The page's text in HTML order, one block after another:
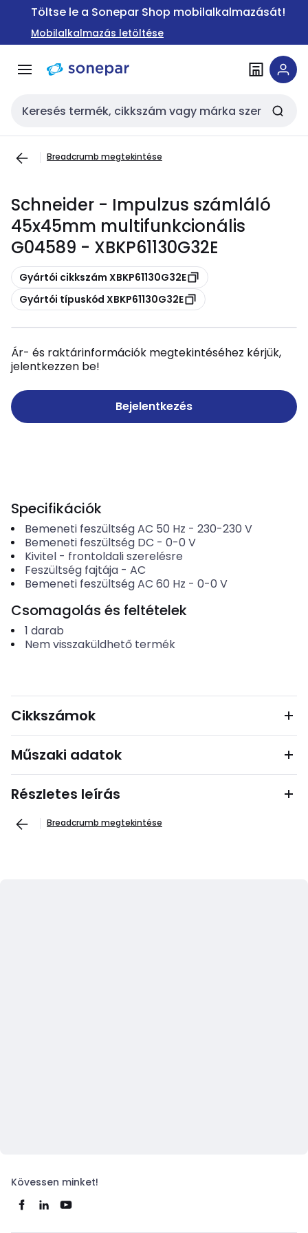
Ugrás a
Ugrás a
tartalomra
Töltse le a Sonepar Shop mobilalkalmazását!
Mobilalkalmazás letöltése
Keresési bemenet
Breadcrumb megtekintése
Schneider - Impulzus számláló
45x45mm multifunkcionális
G04589 - XBKP61130G32E
Másolás
Gyártói cikkszám XBKP61130G32E
Másolás
Gyártói típuskód XBKP61130G32E
Ár- és raktárinformációk megtekintéséhez kérjük,
jelentkezzen be!
Bejelentkezés
Specifikációk
Bemeneti feszültség AC 50 Hz - 230-230 V
Bemeneti feszültség DC - 0-0 V
Kivitel- frontoldali szerelésre
Feszültség fajtája- AC
Bemeneti feszültség AC 60 Hz - 0-0 V
Csomagolás és feltételek
1 darab
Nem visszaküldhető termék
Cikkszámok
Műszaki adatok
Részletes leírás
Breadcrumb megtekintése
Kövessen minket!